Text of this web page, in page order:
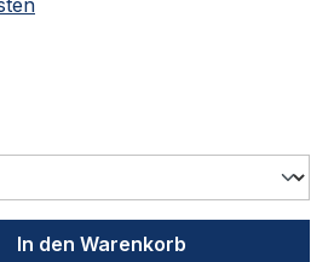
gewünschten Wert
In den Warenkorb